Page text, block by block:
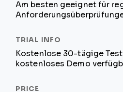
Am besten geeignet für
Kostenlose 30-tägige
kostenloses Demo